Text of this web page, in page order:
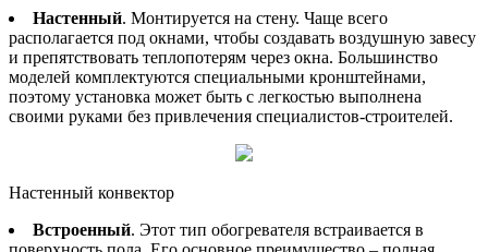
Настенный. Монтируется на стену. Чаще всего
располагается под окнами, чтобы создавать воздушную завесу
и препятствовать теплопотерям через окна. Большинство
моделей комплектуются специальными кронштейнами,
поэтому установка может быть с легкостью выполнена
своими руками без привлечения специалистов-строителей.
Настенный конвектор
Встроенный. Этот тип обогревателя встраивается в